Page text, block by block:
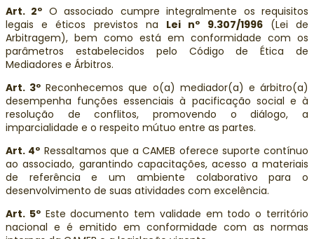
Art. 2º O associado cumpre integralmente os requisitos
legais e éticos previstos na Lei nº 9.307/1996(Lei de
Arbitragem), bem como está em conformidade com os
parâmetros estabelecidos pelo Código de Ética de
Mediadores e Árbitros.
Art. 3º Reconhecemos que o(a) mediador(a) e árbitro(a)
desempenha funções essenciais à pacificação social e à
resolução de conflitos, promovendo o diálogo, a
imparcialidade e o respeito mútuo entre as partes.
Art. 4º Ressaltamos que a CAMEB oferece suporte contínuo
ao associado, garantindo capacitações, acesso a materiais
de referência e um ambiente colaborativo para o
desenvolvimento de suas atividades com excelência.
Art. 5ºEste documento tem validade em todo o território
nacional e é emitido em conformidade com as normas